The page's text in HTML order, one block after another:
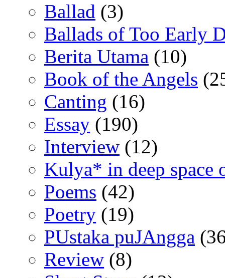
Ballad (3)
Ballads of Too Early
Berita Utama (10)
Book of the Angels
Canting (16)
Essay (190)
Interview (12)
Kulya* in deep space
Poems (42)
Poetry (19)
PUstaka puJAngga
Review (8)